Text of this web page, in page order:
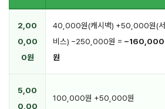
2,00
0,00
0원
40,000원(캐시백) +50,000원(서
비스) −250,000원 = −160,000
원
5,00
0,00
100,000원 +50,000원